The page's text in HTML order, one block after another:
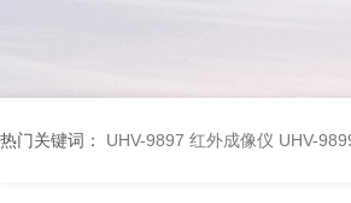
热门关键词： UHV-9897 红外成像仪 UHV-